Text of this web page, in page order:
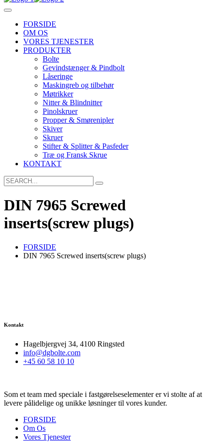
FORSIDE
OM OS
VORES TJENESTER
PRODUKTER
Bolte
Gevindstænger & Pindbolt
Låseringe
Maskingreb og tilbehør
Møtrikker
Nitter & Blindnitter
Pinolskruer
Propper & Smørenipler
Skiver
Skruer
Stifter & Splitter & Pasfeder
Træ og Fransk Skrue
KONTAKT
Search
for:
DIN 7965 Screwed
inserts(screw plugs)
FORSIDE
DIN 7965 Screwed inserts(screw plugs)
Kontakt
Hagelbjergvej 34, 4100 Ringsted
info@dgbolte.com
+45 60 58 10 10
Som et team med speciale i fastgørelseselementer er vi stolte af at
levere pålidelige og unikke løsninger til vores kunder.
FORSIDE
Om Os
Vores Tjenester